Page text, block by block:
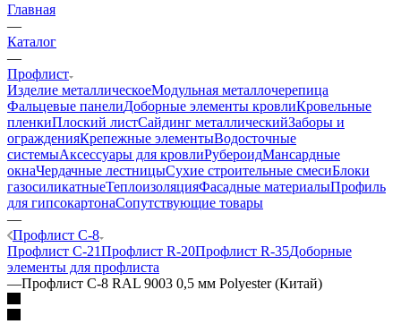
Главная
—
Каталог
—
Профлист
Изделие металлическоеМодульная металлочерепица
Фальцевые панелиДоборные элементы кровлиКровельные
пленкиПлоский листСайдинг металлическийЗаборы и
огражденияКрепежные элементыВодосточные
системыАксессуары для кровлиРубероидМансардные
окнаЧердачные лестницыСухие строительные смесиБлоки
газосиликатныеТеплоизоляцияФасадные материалыПрофиль
для гипсокартонаСопутствующие товары
—
Профлист C-8
Профлист C-21Профлист R-20Профлист R-35Доборные
элементы для профлиста
—Профлист C-8 RAL 9003 0,5 мм Polyester (Китай)